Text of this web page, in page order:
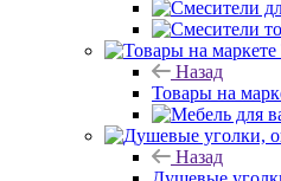
Назад
Товары на
Назад